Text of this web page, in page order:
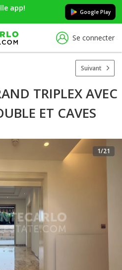
app! Google Play
Se connecter
Suivant
TRIPLEX AVEC
ET CAVES
1/21